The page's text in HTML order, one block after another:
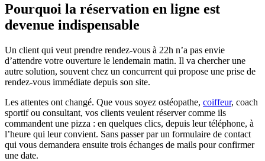
Pourquoi la réservation en ligne est
devenue indispensable
Un client qui veut prendre rendez-vous à 22h n’a pas envie
d’attendre votre ouverture le lendemain matin. Il va chercher une
autre solution, souvent chez un concurrent qui propose une prise de
rendez-vous immédiate depuis son site.
Les attentes ont changé. Que vous soyez ostéopathe, coiffeur, coach
sportif ou consultant, vos clients veulent réserver comme ils
commandent une pizza : en quelques clics, depuis leur téléphone, à
l’heure qui leur convient. Sans passer par un formulaire de contact
qui vous demandera ensuite trois échanges de mails pour confirmer
une date.